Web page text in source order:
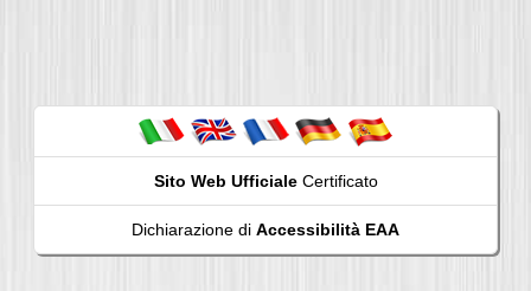
Sito Web UfficialeCertificato
Dichiarazione di Accessibilità EAA